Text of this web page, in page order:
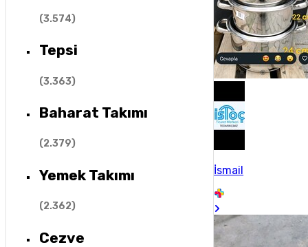
(3.574)
Tepsi
(3.363)
Baharat Takımı
(2.379)
Yemek Takımı
(2.362)
Cezve
İsmail